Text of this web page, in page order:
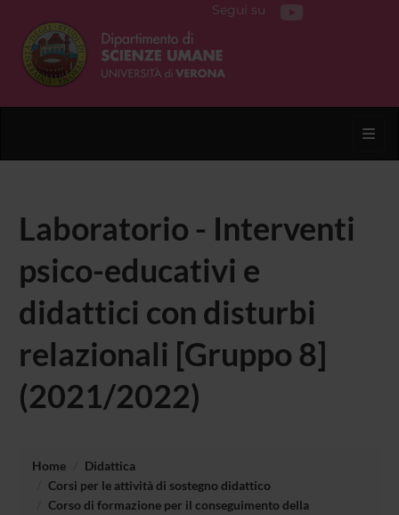
Segui su
Laboratorio - Interventi
psico-educativi e
didattici con disturbi
relazionali [Gruppo 8]
(2021/2022)
Home
Didattica
Corsi per le attività di sostegno didattico
Corso di formazione per il conseguimento della